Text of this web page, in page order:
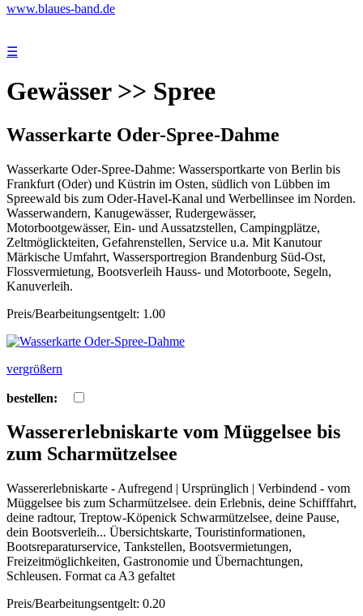
www.blaues-band.de
☰
Gewässer >> Spree
Wasserkarte Oder-Spree-Dahme
Wasserkarte Oder-Spree-Dahme: Wassersportkarte von Berlin bis
Frankfurt (Oder) und Küstrin im Osten, südlich von Lübben im
Spreewald bis zum Oder-Havel-Kanal und Werbellinsee im Norden.
Wasserwandern, Kanugewässer, Rudergewässer,
Motorbootgewässer, Ein- und Aussatzstellen, Campingplätze,
Zeltmöglickteiten, Gefahrenstellen, Service u.a. Mit Kanutour
Märkische Umfahrt, Wassersportregion Brandenburg Süd-Ost,
Flossvermietung, Bootsverleih Hauss- und Motorboote, Segeln,
Kanuverleih.
Preis/Bearbeitungsentgelt: 1.00
vergrößern
bestellen:
Wassererlebniskarte vom Müggelsee bis
zum Scharmützelsee
Wassererlebniskarte - Aufregend | Ursprünglich | Verbindend - vom
Müggelsee bis zum Scharmützelsee. dein Erlebnis, deine Schifffahrt,
deine radtour, Treptow-Köpenick Schwarmützelsee, deine Pause,
dein Bootsverleih... Übersichtskarte, Touristinformationen,
Bootsreparaturservice, Tankstellen, Bootsvermietungen,
Freizeitmöglichkeiten, Gastronomie und Übernachtungen,
Schleusen. Format ca A3 gefaltet
Preis/Bearbeitungsentgelt: 0.20